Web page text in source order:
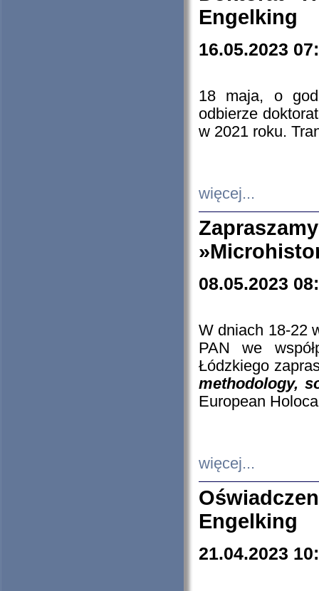
Engelking
16.05.2023
18 maja, o
odbierze
w 2021 roku.
więcej...
08.05.2023
W dniach 18-22
PAN we
Łódzkiego
methodology,
European
więcej...
Engelking
21.04.2023